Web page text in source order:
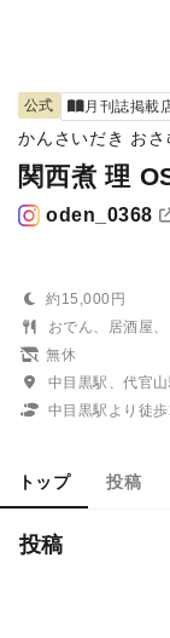
公式 月刊誌掲載
かんさいだき おさ
関西煮 理
oden_0368
約15,000円
おでん、居酒屋
無休
中目黒駅、代官山
中目黒駅より徒
トップ 投稿
投稿